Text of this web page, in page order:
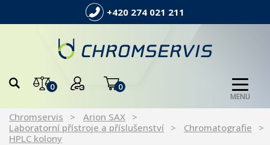
+420 274 021 211
0 0
MENU
Chromservis
Arion SAX
Laboratorní přístroje a příslušenství
Chromatografie
HPLC kolony